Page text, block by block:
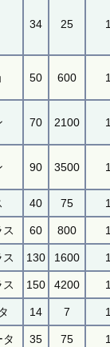
34 25 1
50 600 1
70 2100 1
90 3500 1
40 75 1
60 800 1
130 1600 1
150 4200 1
14 7 1
35 75 1